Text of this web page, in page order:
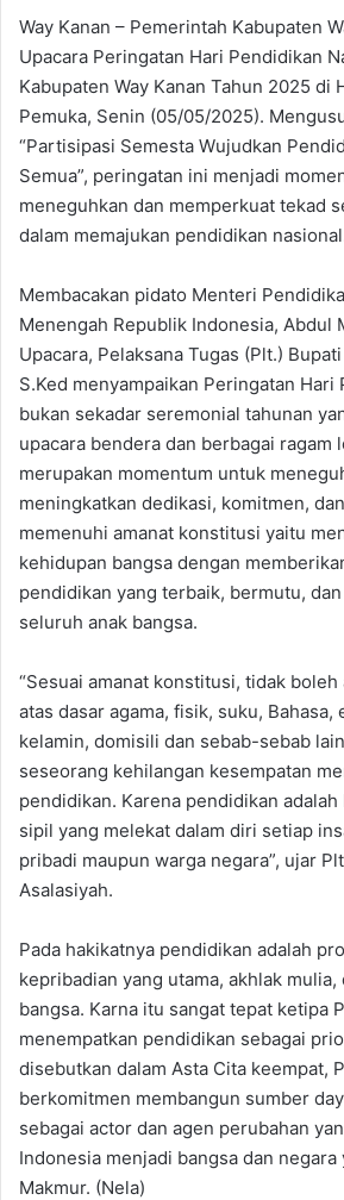
Way Kanan – Pemerintah Kabupaten
Upacara Peringatan Hari Pendidikan
Kabupaten Way Kanan Tahun 2025 di
Pemuka, Senin (05/05/2025).
“Partisipasi Semesta Wujudkan
Semua”, peringatan ini menjadi
meneguhkan dan memperkuat tekad
dalam memajukan pendidikan
Membacakan pidato Menteri
Menengah Republik Indonesia, Abdul
Upacara, Pelaksana Tugas (Plt.)
S.Ked menyampaikan Peringatan Hari
bukan sekadar seremonial tahunan
upacara bendera dan berbagai ragam
merupakan momentum untuk
meningkatkan dedikasi, komitmen,
memenuhi amanat konstitusi yaitu
kehidupan bangsa dengan
pendidikan yang terbaik, bermutu,
seluruh anak bangsa.
“Sesuai amanat konstitusi, tidak
atas dasar agama, fisik, suku, Bahasa,
kelamin, domisili dan sebab-sebab
seseorang kehilangan kesempatan
pendidikan. Karena pendidikan adalah
sipil yang melekat dalam diri setiap
pribadi maupun warga negara”, ujar
Asalasiyah.
Pada hakikatnya pendidikan adalah
kepribadian yang utama, akhlak mulia,
bangsa. Karna itu sangat tepat ketipa
menempatkan pendidikan sebagai
disebutkan dalam Asta Cita keempat,
berkomitmen membangun sumber
sebagai actor dan agen perubahan
Indonesia menjadi bangsa dan negara
Makmur. (Nela)